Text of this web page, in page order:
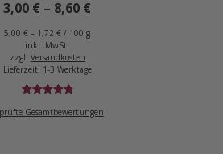
3,00 € – 8,60 €
5,00€ – 1,72€ / 100 g
inkl. MwSt.
zzgl. Versandkosten
Lieferzeit: 1-3 Werktage
mit4.93
Gesamtbewertungen